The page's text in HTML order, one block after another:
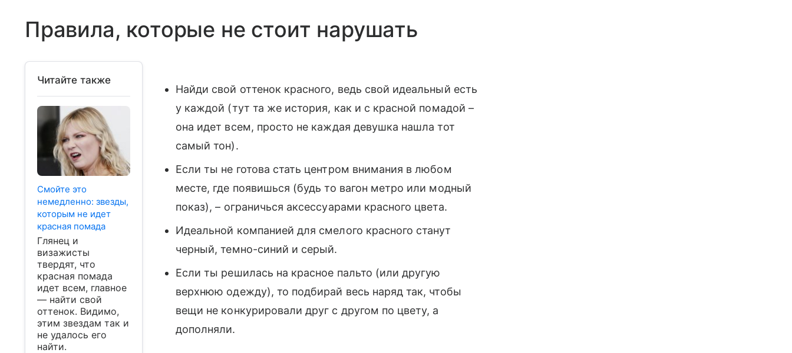
Правила, которые не стоит нарушать
Читайте также
Смойте это
немедленно: звезды,
которым не идет
красная помада
Глянец и
визажисты
твердят, что
красная помада
идет всем, главное
— найти свой
оттенок. Видимо,
этим звездам так и
не удалось его
найти.
Найди свой оттенок красного, ведь свой идеальный есть
у каждой (тут та же история, как и с красной помадой –
она идет всем, просто не каждая девушка нашла тот
самый тон).
Если ты не готова стать центром внимания в любом
месте, где появишься (будь то вагон метро или модный
показ), – ограничься аксессуарами красного цвета.
Идеальной компанией для смелого красного станут
черный, темно-синий и серый.
Если ты решилась на красное пальто (или другую
верхнюю одежду), то подбирай весь наряд так, чтобы
вещи не конкурировали друг с другом по цвету, а
дополняли.